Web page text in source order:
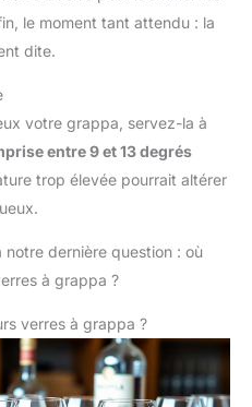
le moment tant attendu : la
dite.
votre grappa, servez-la à
entre 9 et 13 degrés
trop élevée pourrait altérer
notre dernière question : où
à grappa ?
verres à grappa ?